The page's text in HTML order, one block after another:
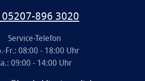
05207-896 3020
Service-Telefon
Fr.: 08:00 - 18:00 Uhr
09:00 - 14:00 Uhr